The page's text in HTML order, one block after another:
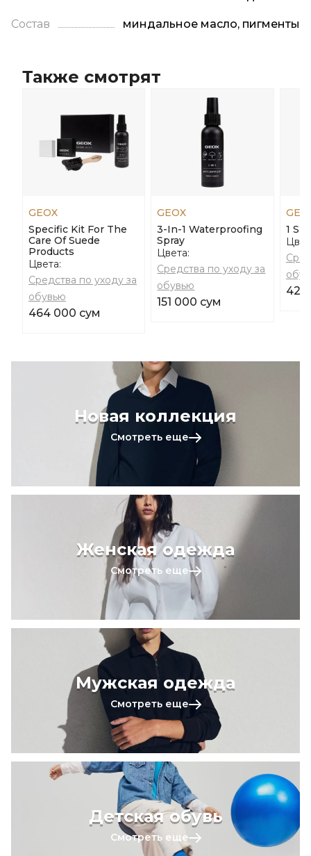
Состав миндальное масло, пигменты
Также смотрят
GEOX
Specific Kit For The
Care Of Suede
Products
Цвета:
Средства по уходу за
обувью
464 000 сум
GEOX
3-In-1 Waterproofing
Spray
Цвета:
Средства по уходу за
обувью
151 000 сум
1
42
Новая коллекция
Смотреть еще
Женская одежда
Смотреть еще
Мужская одежда
Смотреть еще
Детская обувь
Смотреть еще